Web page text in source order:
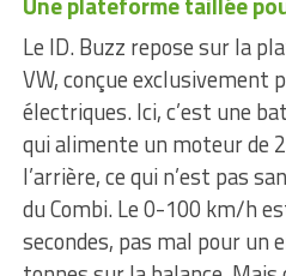
Le ID. Buzz repose sur la
VW, conçue exclusivement
électriques. Ici, c’est une
qui alimente un moteur de
l’arrière, ce qui n’est pas
du Combi. Le 0-100 km/h
secondes, pas mal pour un